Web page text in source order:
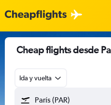
Cheap flights desde
Ida y vuelta
París (PAR)